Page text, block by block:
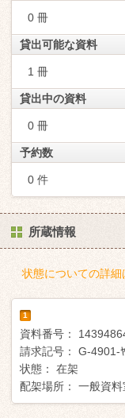
0 冊
貸出可能な資料
1 冊
貸出中の資料
0 冊
予約数
0 件
所蔵情報
状態についての詳細
1
資料番号：
請求記号：
G-4901-ﾔ
状態：
在架
配架場所：
一般資